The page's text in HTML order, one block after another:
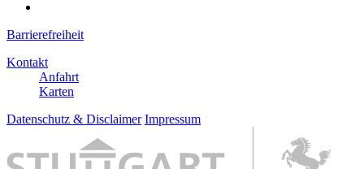
Barrierefreiheit
Kontakt
Anfahrt
Karten
Datenschutz & Disclaimer Impressum